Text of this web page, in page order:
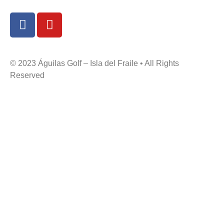
© 2023 Águilas Golf – Isla del Fraile • All Rights
Reserved